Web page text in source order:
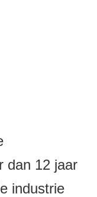
dan 12 jaar
industrie